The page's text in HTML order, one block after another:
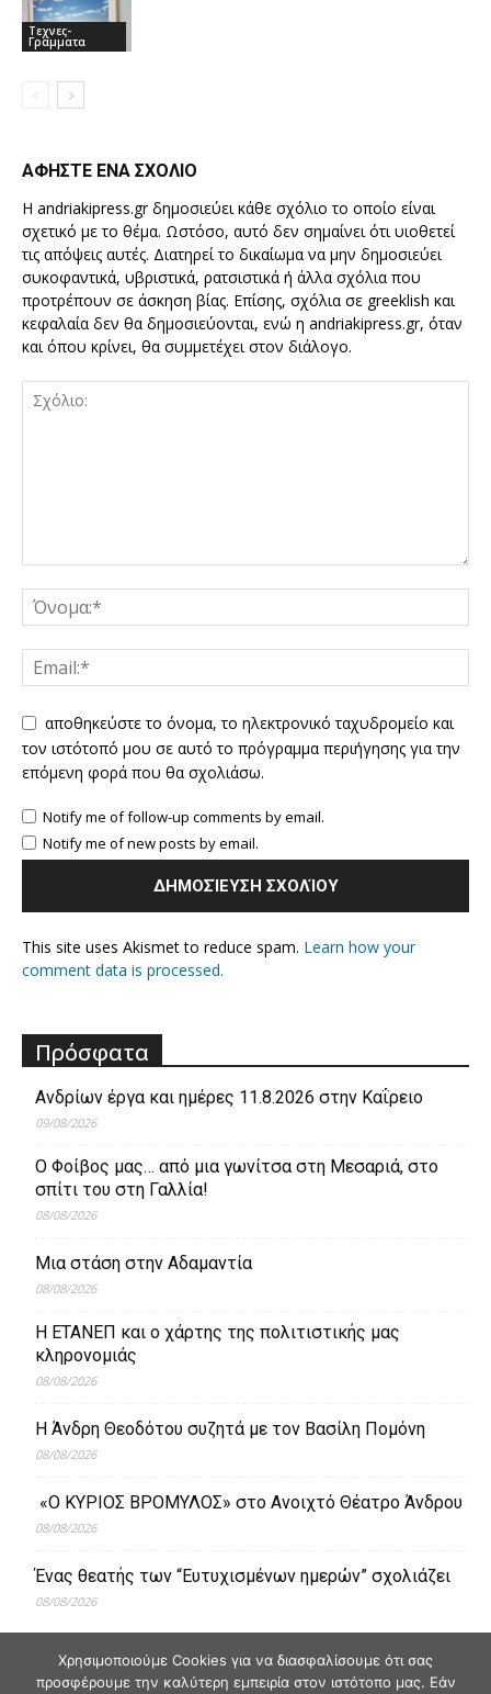
Τεχνες-
Γραμματα
ΑΦΗΣΤΕ ΕΝΑ ΣΧΟΛΙΟ
Η andriakipress.gr δημοσιεύει κάθε σχόλιο το οποίο είναι
σχετικό με το θέμα. Ωστόσο, αυτό δεν σημαίνει ότι υιοθετεί
τις απόψεις αυτές. Διατηρεί το δικαίωμα να μην δημοσιεύει
συκοφαντικά, υβριστικά, ρατσιστικά ή άλλα σχόλια που
προτρέπουν σε άσκηση βίας. Επίσης, σχόλια σε greeklish και
κεφαλαία δεν θα δημοσιεύονται, ενώ η andriakipress.gr, όταν
και όπου κρίνει, θα συμμετέχει στον διάλογο.
αποθηκεύστε το όνομα, το ηλεκτρονικό ταχυδρομείο και
τον ιστότοπό μου σε αυτό το πρόγραμμα περιήγησης για την
επόμενη φορά που θα σχολιάσω.
Notify me of follow-up comments by email.
Notify me of new posts by email.
This site uses Akismet to reduce spam. Learn how your
comment data is processed.
Πρόσφατα
Ανδρίων έργα και ημέρες 11.8.2026 στην Καΐρειο
09/08/2026
Ο Φοίβος μας… από μια γωνίτσα στη Μεσαριά, στο
σπίτι του στη Γαλλία!
08/08/2026
Μια στάση στην Αδαμαντία
08/08/2026
Η ΕΤΑΝΕΠ και ο χάρτης της πολιτιστικής μας
κληρονομιάς
08/08/2026
Η Άνδρη Θεοδότου συζητά με τον Βασίλη Πομόνη
08/08/2026
«Ο ΚΥΡΙΟΣ ΒΡΟΜΥΛΟΣ» στο Ανοιχτό Θέατρο Άνδρου
08/08/2026
Ένας θεατής των “Ευτυχισμένων ημερών” σχολιάζει
08/08/2026
Χρησιμοποιούμε Cookies για να διασφαλίσουμε ότι σας
προσφέρουμε την καλύτερη εμπειρία στον ιστότοπο μας. Εάν